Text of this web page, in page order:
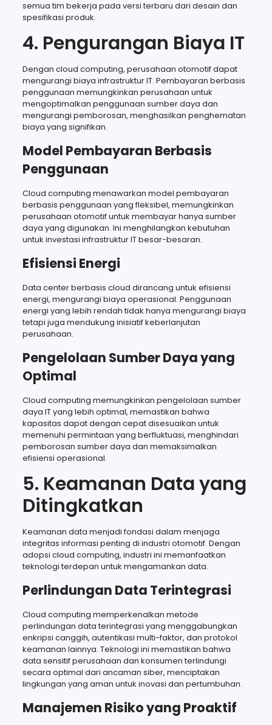
semua tim bekerja pada versi terbaru dari desain dan
spesifikasi produk.
4. Pengurangan Biaya IT
Dengan cloud computing, perusahaan otomotif dapat
mengurangi biaya infrastruktur IT. Pembayaran berbasis
penggunaan memungkinkan perusahaan untuk
mengoptimalkan penggunaan sumber daya dan
mengurangi pemborosan, menghasilkan penghematan
biaya yang signifikan.
Model Pembayaran Berbasis
Penggunaan
Cloud computing menawarkan model pembayaran
berbasis penggunaan yang fleksibel, memungkinkan
perusahaan otomotif untuk membayar hanya sumber
daya yang digunakan. Ini menghilangkan kebutuhan
untuk investasi infrastruktur IT besar-besaran.
Efisiensi Energi
Data center berbasis cloud dirancang untuk efisiensi
energi, mengurangi biaya operasional. Penggunaan
energi yang lebih rendah tidak hanya mengurangi biaya
tetapi juga mendukung inisiatif keberlanjutan
perusahaan.
Pengelolaan Sumber Daya yang
Optimal
Cloud computing memungkinkan pengelolaan sumber
daya IT yang lebih optimal, memastikan bahwa
kapasitas dapat dengan cepat disesuaikan untuk
memenuhi permintaan yang berfluktuasi, menghindari
pemborosan sumber daya dan memaksimalkan
efisiensi operasional.
5. Keamanan Data yang
Ditingkatkan
Keamanan data menjadi fondasi dalam menjaga
integritas informasi penting di industri otomotif. Dengan
adopsi cloud computing, industri ini memanfaatkan
teknologi terdepan untuk mengamankan data.
Perlindungan Data Terintegrasi
Cloud computing memperkenalkan metode
perlindungan data terintegrasi yang menggabungkan
enkripsi canggih, autentikasi multi-faktor, dan protokol
keamanan lainnya. Teknologi ini memastikan bahwa
data sensitif perusahaan dan konsumen terlindungi
secara optimal dari ancaman siber, menciptakan
lingkungan yang aman untuk inovasi dan pertumbuhan.
Manajemen Risiko yang Proaktif